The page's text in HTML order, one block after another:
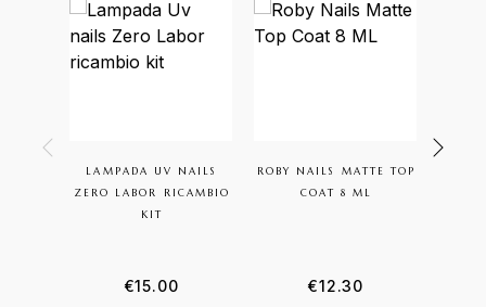
LAMPADA UV NAILS
ZERO LABOR RICAMBIO
KIT
€15.00
ROBY NAILS MATTE TOP
COAT 8 ML
€12.30